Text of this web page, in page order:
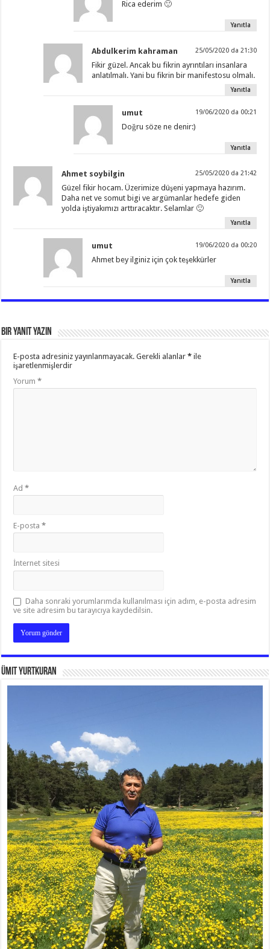
Rica ederim 🙂
Yanıtla
Abdulkerim kahraman 25/05/2020 da 21:30
Fikir güzel. Ancak bu fikrin ayrıntıları insanlara
anlatılmalı. Yani bu fikrin bir manifestosu olmalı.
Yanıtla
umut 19/06/2020 da 00:21
Doğru söze ne denir:)
Yanıtla
Ahmet soybilgin 25/05/2020 da 21:42
Güzel fikir hocam. Üzerimize düşeni yapmaya hazırım.
Daha net ve somut bigi ve argümanlar hedefe giden
yolda iştiyakımızı arttıracaktır. Selamlar 🙂
Yanıtla
umut 19/06/2020 da 00:20
Ahmet bey ilginiz için çok teşekkürler
Yanıtla
Bir yanıt yazın
E-posta adresiniz yayınlanmayacak. Gerekli alanlar* ile
işaretlenmişlerdir
Yorum*
Ad*
E-posta*
İnternet sitesi
Daha sonraki yorumlarımda kullanılması için adım, e-posta adresim
ve site adresim bu tarayıcıya kaydedilsin.
Ümit Yurtkuran